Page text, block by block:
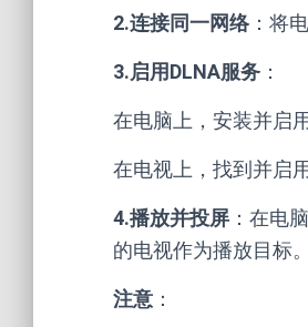
2.连接同一网络：将
3.启用DLNA服务 ：
在电脑上，安装并启
在电视上，找到并启用
4.播放并投屏 ：在电
的电视作为播放目标。
注意 ：